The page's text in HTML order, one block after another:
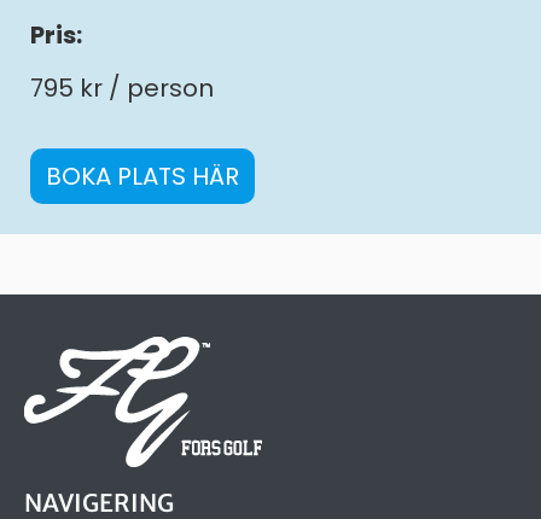
Pris:
795 kr / person
BOKA PLATS HÄR
NAVIGERING